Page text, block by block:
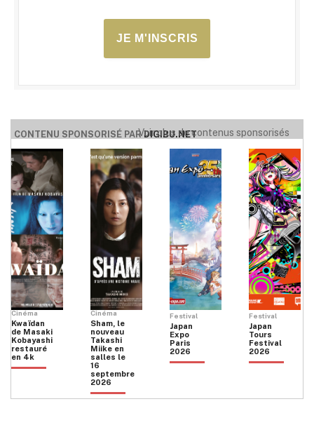
JE M'INSCRIS
CONTENU SPONSORISÉ PARDIGIBU.NET
Voir plus de contenus sponsorisés
Cinéma
Kwaïdan
de Masaki
Kobayashi
restauré
en 4k
Cinéma
Sham, le
nouveau
Takashi
Miike en
salles le
16
septembre
2026
Festival
Japan
Expo
Paris
2026
Festival
Japan
Tours
Festival
2026